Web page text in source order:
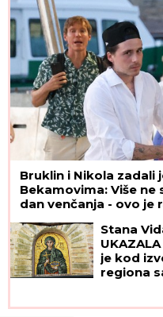
Bruklin i Nikola zadali
Bekamovima: Više ne
dan venčanja - ovo je
Stana
je kod
regiona